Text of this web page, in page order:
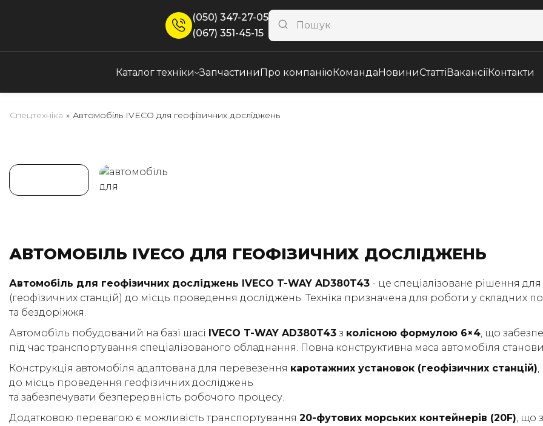
(050) 347-27-05
(067) 351-45-15
Каталог техніки ЗапчастиниПро компаніюКомандаНовиниСтаттіВакансіїКонтакти
Спецтехніка » Автомобіль IVECO для геофізичних досліджень
АВТОМОБІЛЬ IVECO ДЛЯ ГЕОФІЗИЧНИХ ДОСЛІДЖЕНЬ
Автомобіль для геофізичних досліджень IVECO T-WAY AD380T43 - це спеціалізоване рішення
(геофізичних станцій) до місць проведення досліджень. Техніка призначена для роботи у складних
та бездоріжжя.
Автомобіль побудований на базі шасі IVECO T-WAY AD380T43 з колісною формулою 6×4, що
під час транспортування спеціалізованого обладнання. Повна конструктивна маса автомобіля
Конструкція автомобіля адаптована для перевезення каротажних установок (геофізичних станцій),
до місць проведення геофізичних досліджень
та забезпечувати безперервність робочого процесу.
Додатковою перевагою є можливість транспортування 20-футових морських контейнерів (20F), що